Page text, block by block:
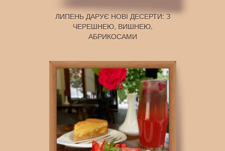
ЛИПЕНЬ ДАРУЄ НОВІ ДЕСЕРТИ: З
ЧЕРЕШНЕЮ, ВИШНЕЮ,
АБРИКОСАМИ